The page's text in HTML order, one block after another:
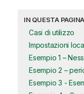
IN QUESTA PAGINA
Casi di utilizzo
Impostazioni
Esempio 1 –
Esempio 2 –
Esempio 3 -